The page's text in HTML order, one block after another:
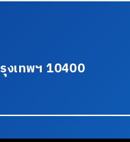
งเทพฯ 10400